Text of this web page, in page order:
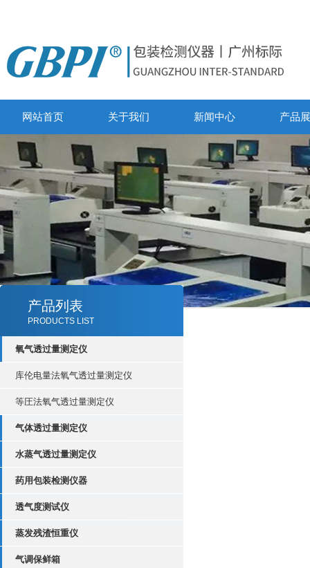
网站首页 关于我们 新闻中心 产品
产品列表
PRODUCTS LIST
氧气透过量测定仪
库伦电量法氧气透过量测定仪
等圧法氧气透过量测定仪
气体透过量测定仪
水蒸气透过量测定仪
药用包装检测仪器
透气度测试仪
蒸发残渣恒重仪
气调保鲜箱